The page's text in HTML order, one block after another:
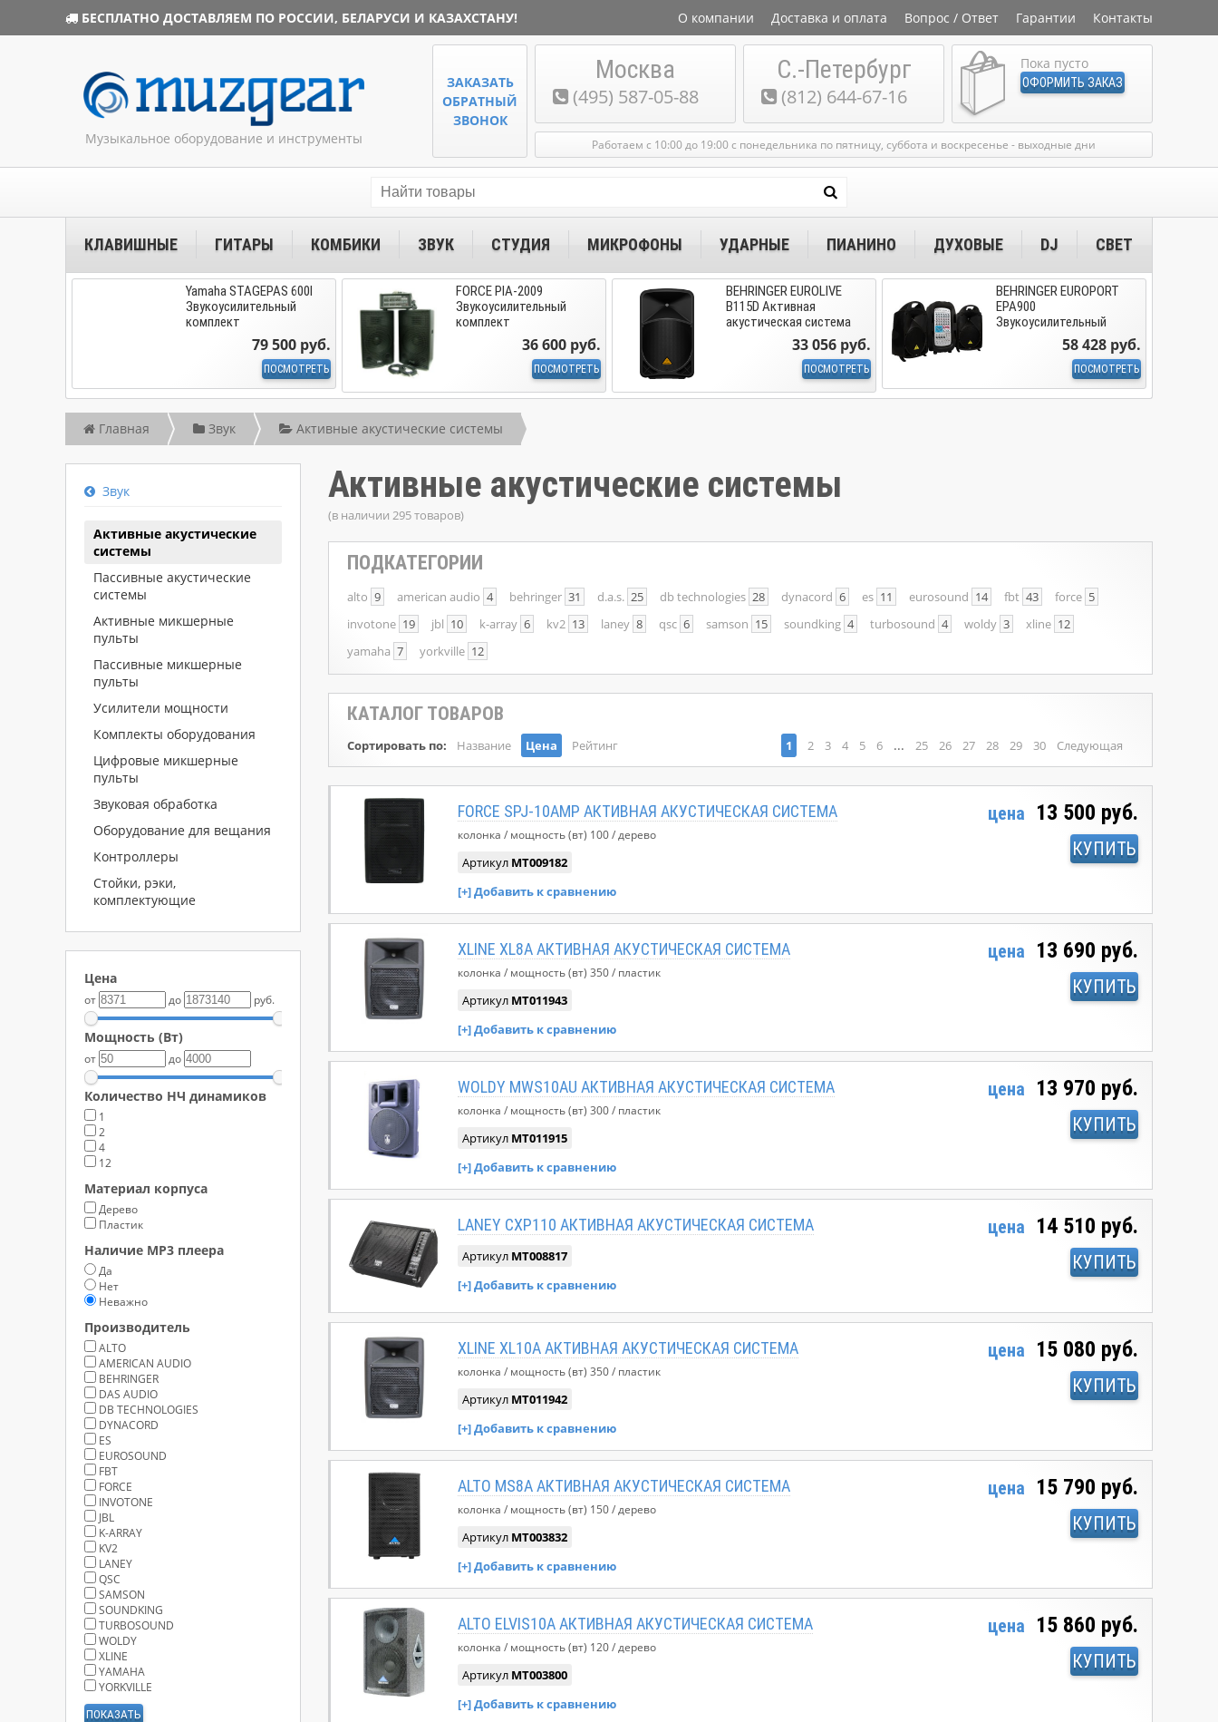
БЕСПЛАТНО ДОСТАВЛЯЕМ ПО РОССИИ, БЕЛАРУСИ И КАЗАХСТАНУ! О компании Доставка и оплата Вопрос / Ответ Гарантии Контакты
Музыкальное оборудование и инструменты
Москва
(495) 587-05-88
С.-Петербург
(812) 644-67-16
ЗАКАЗАТЬ
ОБРАТНЫЙ
ЗВОНОК
Пока пусто
ОФОРМИТЬ ЗАКАЗ
Работаем с 10:00 до 19:00 с понедельника по пятницу, суббота и воскресенье - выходные дни
КЛАВИШНЫЕ ГИТАРЫ КОМБИКИ ЗВУК СТУДИЯ МИКРОФОНЫ УДАРНЫЕ ПИАНИНО ДУХОВЫЕ DJ СВЕТ
Yamaha STAGEPAS 600I
Звукоусилительный
комплект
79 500 руб.
ПОСМОТРЕТЬ
FORCE PIA-2009
Звукоусилительный
комплект
36 600 руб.
ПОСМОТРЕТЬ
BEHRINGER EUROLIVE
B115D Активная
акустическая система
33 056 руб.
ПОСМОТРЕТЬ
BEHRINGER EUROPORT
EPA900
Звукоусилительный
58 428 руб.
ПОСМОТРЕТЬ
Главная Звук Активные акустические системы
Звук
Активные акустические
системы
Пассивные акустические
системы
Активные микшерные
пульты
Пассивные микшерные
пульты
Усилители мощности
Комплекты оборудования
Цифровые микшерные
пульты
Звуковая обработка
Оборудование для вещания
Контроллеры
Стойки, рэки,
комплектующие
Цена
от до руб.
Мощность (Вт)
от до
Количество НЧ динамиков
1
2
4
12
Материал корпуса
Дерево
Пластик
Наличие MP3 плеера
Да
Нет
Неважно
Производитель
ALTO
AMERICAN AUDIO
BEHRINGER
DAS AUDIO
DB TECHNOLOGIES
DYNACORD
ES
EUROSOUND
FBT
FORCE
INVOTONE
JBL
K-ARRAY
KV2
LANEY
QSC
SAMSON
SOUNDKING
TURBOSOUND
WOLDY
XLINE
YAMAHA
YORKVILLE
Активные акустические системы
(в наличии 295 товаров)
ПОДКАТЕГОРИИ
alto 9 american audio 4 behringer 31 d.a.s. 25 db technologies 28 dynacord 6 es 11 eurosound 14 fbt 43 force 5
invotone 19 jbl 10 k-array 6 kv2 13 laney 8 qsc 6 samson 15 soundking 4 turbosound 4 woldy 3 xline 12
yamaha 7 yorkville 12
КАТАЛОГ ТОВАРОВ
Сортировать по: Название Цена Рейтинг 1 2 3 4 5 6 ... 25 26 27 28 29 30 Следующая
FORCE SPJ-10AMP АКТИВНАЯ АКУСТИЧЕСКАЯ СИСТЕМА
колонка мощность (вт) 100 дерево
Артикул MT009182
цена 13 500 руб.
КУПИТЬ
XLINE XL8A АКТИВНАЯ АКУСТИЧЕСКАЯ СИСТЕМА
колонка мощность (вт) 350 пластик
Артикул MT011943
цена 13 690 руб.
КУПИТЬ
WOLDY MWS10AU АКТИВНАЯ АКУСТИЧЕСКАЯ СИСТЕМА
колонка мощность (вт) 300 пластик
Артикул MT011915
цена 13 970 руб.
КУПИТЬ
LANEY CXP110 АКТИВНАЯ АКУСТИЧЕСКАЯ СИСТЕМА
Артикул MT008817
цена 14 510 руб.
КУПИТЬ
XLINE XL10A АКТИВНАЯ АКУСТИЧЕСКАЯ СИСТЕМА
колонка мощность (вт) 350 пластик
Артикул MT011942
цена 15 080 руб.
КУПИТЬ
ALTO MS8A АКТИВНАЯ АКУСТИЧЕСКАЯ СИСТЕМА
колонка мощность (вт) 150 дерево
Артикул MT003832
цена 15 790 руб.
КУПИТЬ
ALTO ELVIS10A АКТИВНАЯ АКУСТИЧЕСКАЯ СИСТЕМА
колонка мощность (вт) 120 дерево
Артикул MT003800
цена 15 860 руб.
КУПИТЬ